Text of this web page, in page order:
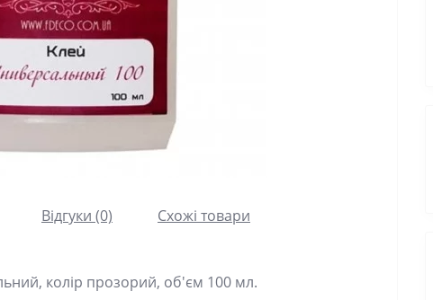
Відгуки (0) Схожі товари
колір прозорий, об'єм 100 мл.